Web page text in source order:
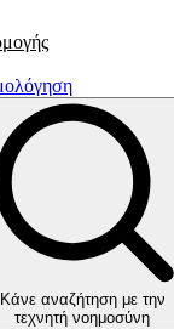
Κάνε αναζήτηση με την
τεχνητή νοημοσύνη